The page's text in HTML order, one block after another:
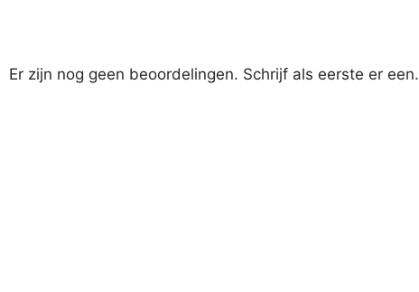
Er zijn nog geen beoordelingen. Schrijf als eerste er een.